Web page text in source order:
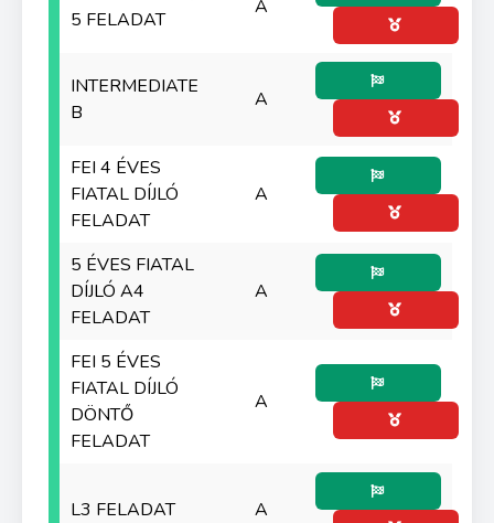
5 FELADAT
A
INTERMEDIATE
B
A
FEI 4 ÉVES
FIATAL DÍJLÓ
FELADAT
A
5 ÉVES FIATAL
DÍJLÓ A4
FELADAT
A
FEI 5 ÉVES
FIATAL DÍJLÓ
DÖNTŐ
FELADAT
A
L3 FELADAT A